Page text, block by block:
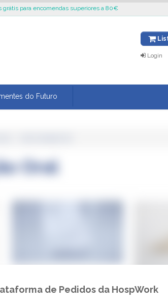
grátis para encomendas superiores a 80€
Login
do Futuro
Oral
de Pedidos da HospWork